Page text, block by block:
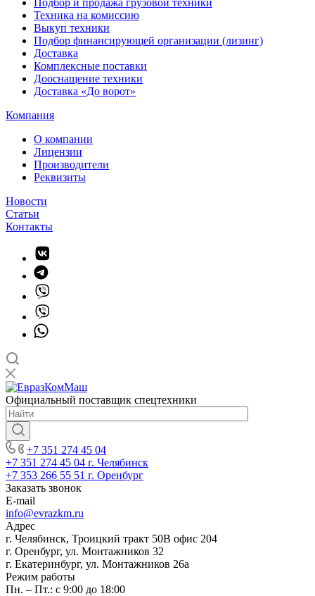
Подбор и продажа грузовой техники
Техника на комиссию
Выкуп техники
Подбор финансирующей организации (лизинг)
Доставка
Комплексные поставки
Дооснащение техники
Доставка «До ворот»
Компания
О компании
Лицензии
Производители
Реквизиты
Новости
Статьи
Контакты
Официальный поставщик спецтехники
+7 351 274 45 04
+7 351 274 45 04 г. Челябинск
+7 353 266 55 51 г. Оренбург
Заказать звонок
E-mail
info@evrazkm.ru
Адрес
г. Челябинск, Троицкий тракт 50В офис 204
г. Оренбург, ул. Монтажников 32
г. Екатеринбург, ул. Монтажников 26а
Режим работы
Пн. – Пт.: с 9:00 до 18:00